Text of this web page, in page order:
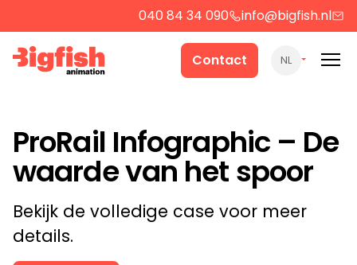
040 84 34 090 info@bigfish.nl
Contact NL
Werk
Producten
Over ons
ProRail Infographic – De
waarde van het spoor
Bekijk de volledige case voor meer
details.